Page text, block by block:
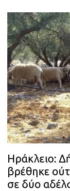
Ηράκλειο:
βρέθηκε
σε δύο